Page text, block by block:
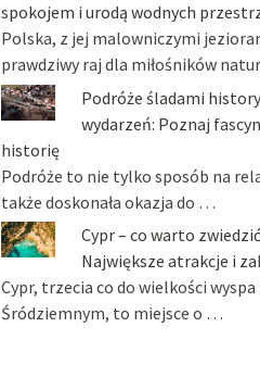
spokojem i urodą wodnych
Polska, z jej malowniczymi
prawdziwy raj dla miłośników
Podróże śladami
wydarzeń: Poznaj
historię
Podróże to nie tylko sposób na
także doskonała okazja do …
Cypr – co warto
Największe atrakcje i
Cypr, trzecia co do wielkości wyspa
Śródziemnym, to miejsce o …